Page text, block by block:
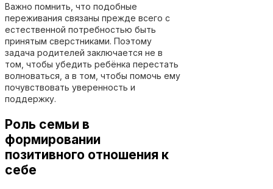
Важно помнить, что подобные
переживания связаны прежде всего с
естественной потребностью быть
принятым сверстниками. Поэтому
задача родителей заключается не в
том, чтобы убедить ребёнка перестать
волноваться, а в том, чтобы помочь ему
почувствовать уверенность и
поддержку.
Роль семьи в
формировании
позитивного отношения к
себе